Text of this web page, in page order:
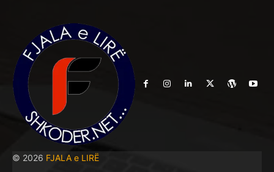
© 2026 FJALA e LIRË